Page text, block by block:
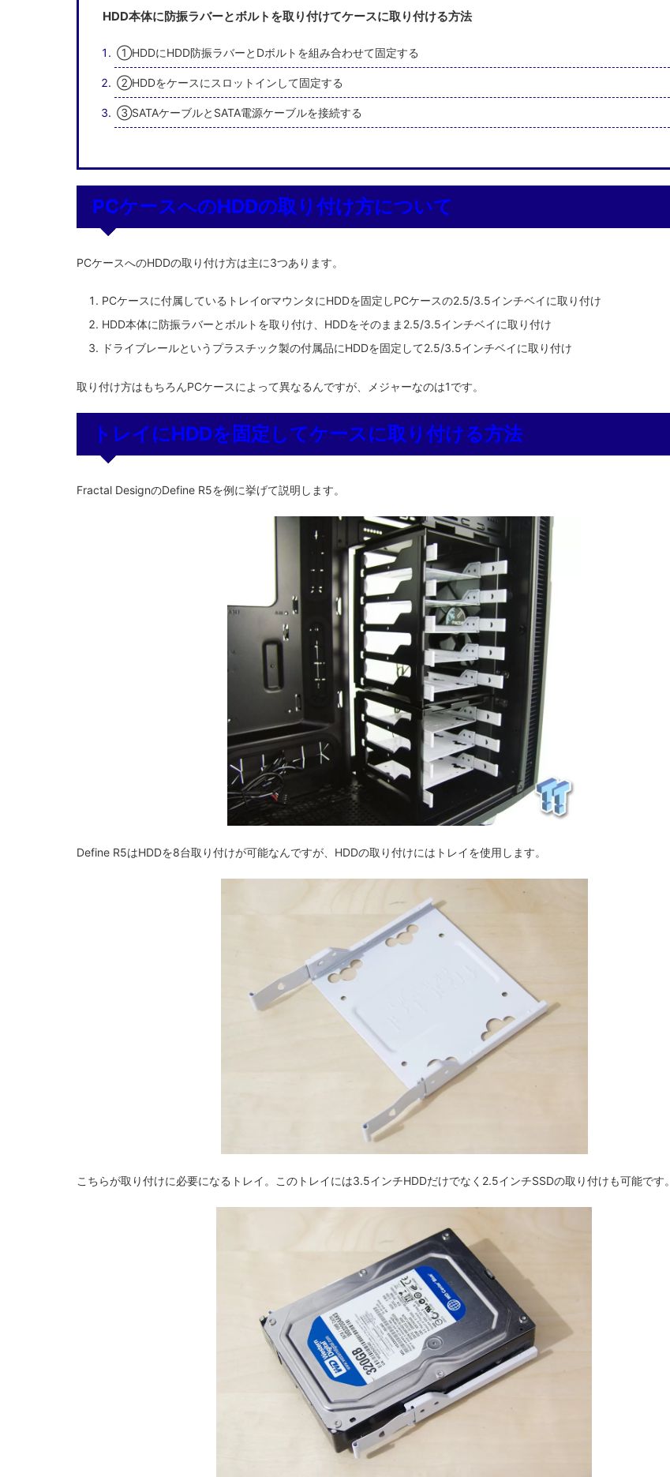
HDD本体に防振ラバーとボルトを取り付けてケースに取り付ける方法
①HDDにHDD防振ラバーとDボルトを組み合わせて固定する
②HDDをケースにスロットインして固定する
③SATAケーブルとSATA電源ケーブルを接続する
PCケースへのHDDの取り付け方について
PCケースへのHDDの取り付け方は主に3つあります。
PCケースに付属しているトレイorマウンタにHDDを固定しPCケースの2.5/3.5インチベイに取り付け
HDD本体に防振ラバーとボルトを取り付け、HDDをそのまま2.5/3.5インチベイに取り付け
ドライブレールというプラスチック製の付属品にHDDを固定して2.5/3.5インチベイに取り付け
取り付け方はもちろんPCケースによって異なるんですが、メジャーなのは1です。
トレイにHDDを固定してケースに取り付ける方法
Fractal DesignのDefine R5を例に挙げて説明します。
Define R5はHDDを8台取り付けが可能なんですが、HDDの取り付けにはトレイを使用します。
こちらが取り付けに必要になるトレイ。このトレイには3.5インチHDDだけでなく2.5インチSSDの取り付けも可能です。